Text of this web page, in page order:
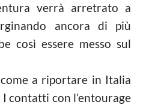
verrà arretrato a
ancora di più
così essere messo sul
a riportare in Italia
contatti con l’entourage